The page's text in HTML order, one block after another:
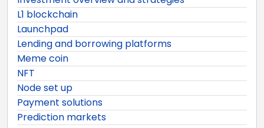
L1 blockchain
Launchpad
Lending and borrowing platforms
Meme coin
NFT
Node set up
Payment solutions
Prediction markets